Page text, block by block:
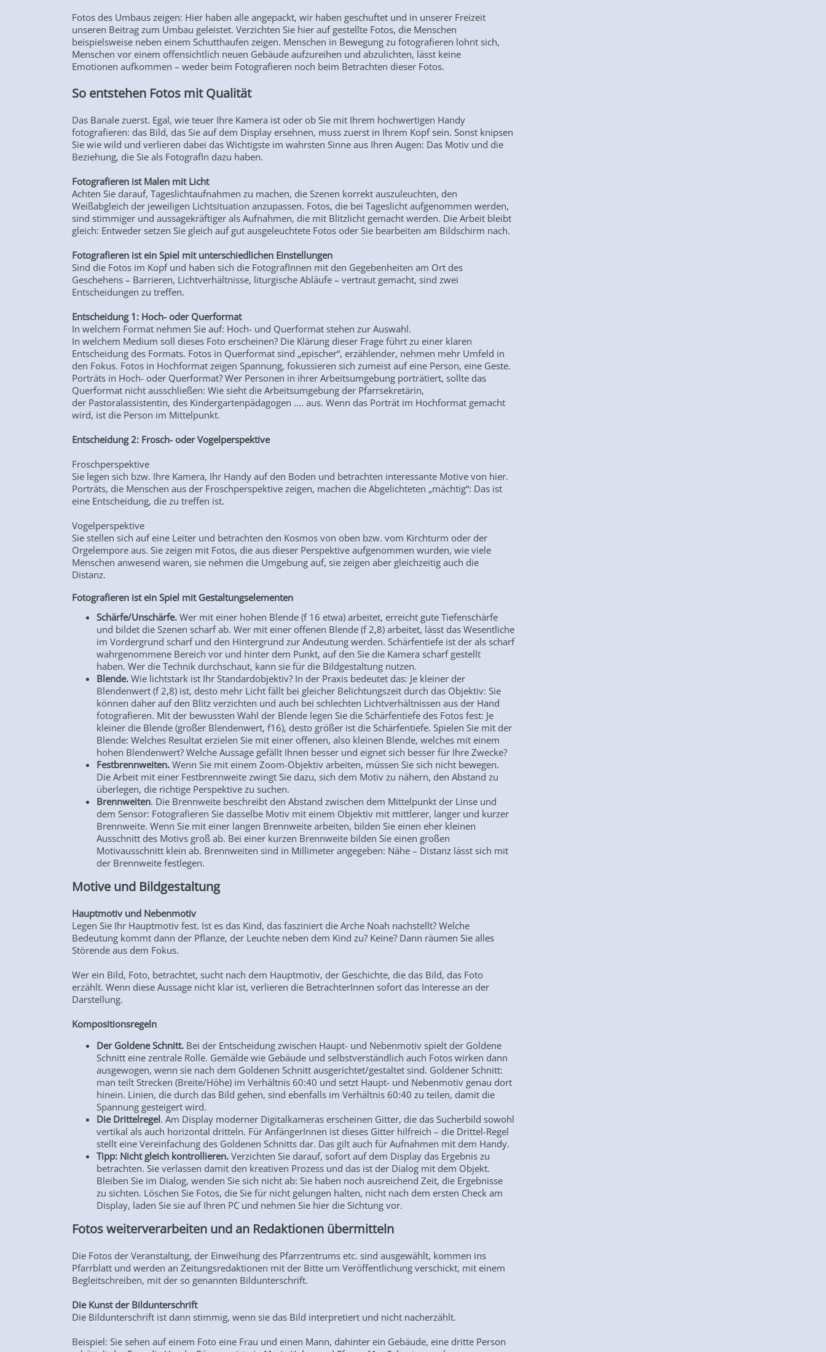
Fotos des Umbaus zeigen: Hier haben alle angepackt, wir haben geschuftet und in unserer Freizeit
unseren Beitrag zum Umbau geleistet. Verzichten Sie hier auf gestellte Fotos, die Menschen
beispielsweise neben einem Schutthaufen zeigen. Menschen in Bewegung zu fotografieren lohnt sich,
Menschen vor einem offensichtlich neuen Gebäude aufzureihen und abzulichten, lässt keine
Emotionen aufkommen – weder beim Fotografieren noch beim Betrachten dieser Fotos.
So entstehen Fotos mit Qualität
Das Banale zuerst. Egal, wie teuer Ihre Kamera ist oder ob Sie mit Ihrem hochwertigen Handy
fotografieren: das Bild, das Sie auf dem Display ersehnen, muss zuerst in Ihrem Kopf sein. Sonst knipsen
Sie wie wild und verlieren dabei das Wichtigste im wahrsten Sinne aus Ihren Augen: Das Motiv und die
Beziehung, die Sie als FotografIn dazu haben.
Fotografieren ist Malen mit Licht
Achten Sie darauf, Tageslichtaufnahmen zu machen, die Szenen korrekt auszuleuchten, den
Weißabgleich der jeweiligen Lichtsituation anzupassen. Fotos, die bei Tageslicht aufgenommen werden,
sind stimmiger und aussagekräftiger als Aufnahmen, die mit Blitzlicht gemacht werden. Die Arbeit bleibt
gleich: Entweder setzen Sie gleich auf gut ausgeleuchtete Fotos oder Sie bearbeiten am Bildschirm nach.
Fotografieren ist ein Spiel mit unterschiedlichen Einstellungen
Sind die Fotos im Kopf und haben sich die FotografInnen mit den Gegebenheiten am Ort des
Geschehens – Barrieren, Lichtverhältnisse, liturgische Abläufe – vertraut gemacht, sind zwei
Entscheidungen zu treffen.
Entscheidung 1: Hoch- oder Querformat
In welchem Format nehmen Sie auf: Hoch- und Querformat stehen zur Auswahl.
In welchem Medium soll dieses Foto erscheinen? Die Klärung dieser Frage führt zu einer klaren
Entscheidung des Formats. Fotos in Querformat sind „epischer“, erzählender, nehmen mehr Umfeld in
den Fokus. Fotos in Hochformat zeigen Spannung, fokussieren sich zumeist auf eine Person, eine Geste.
Porträts in Hoch- oder Querformat? Wer Personen in ihrer Arbeitsumgebung porträtiert, sollte das
Querformat nicht ausschließen: Wie sieht die Arbeitsumgebung der Pfarrsekretärin,
der Pastoralassistentin, des Kindergartenpädagogen .... aus. Wenn das Porträt im Hochformat gemacht
wird, ist die Person im Mittelpunkt.
Entscheidung 2: Frosch- oder Vogelperspektive
Froschperspektive
Sie legen sich bzw. Ihre Kamera, Ihr Handy auf den Boden und betrachten interessante Motive von hier.
Porträts, die Menschen aus der Froschperspektive zeigen, machen die Abgelichteten „mächtig“: Das ist
eine Entscheidung, die zu treffen ist.
Vogelperspektive
Sie stellen sich auf eine Leiter und betrachten den Kosmos von oben bzw. vom Kirchturm oder der
Orgelempore aus. Sie zeigen mit Fotos, die aus dieser Perspektive aufgenommen wurden, wie viele
Menschen anwesend waren, sie nehmen die Umgebung auf, sie zeigen aber gleichzeitig auch die
Distanz.
Fotografieren ist ein Spiel mit Gestaltungselementen
Schärfe/Unschärfe. Wer mit einer hohen Blende (f 16 etwa) arbeitet, erreicht gute Tiefenschärfe
und bildet die Szenen scharf ab. Wer mit einer offenen Blende (f 2,8) arbeitet, lässt das Wesentliche
im Vordergrund scharf und den Hintergrund zur Andeutung werden. Schärfentiefe ist der als scharf
wahrgenommene Bereich vor und hinter dem Punkt, auf den Sie die Kamera scharf gestellt
haben. Wer die Technik durchschaut, kann sie für die Bildgestaltung nutzen.
Blende. Wie lichtstark ist Ihr Standardobjektiv? In der Praxis bedeutet das: Je kleiner der
Blendenwert (f 2,8) ist, desto mehr Licht fällt bei gleicher Belichtungszeit durch das Objektiv: Sie
können daher auf den Blitz verzichten und auch bei schlechten Lichtverhältnissen aus der Hand
fotografieren. Mit der bewussten Wahl der Blende legen Sie die Schärfentiefe des Fotos fest: Je
kleiner die Blende (großer Blendenwert, f16), desto größer ist die Schärfentiefe. Spielen Sie mit der
Blende: Welches Resultat erzielen Sie mit einer offenen, also kleinen Blende, welches mit einem
hohen Blendenwert? Welche Aussage gefällt Ihnen besser und eignet sich besser für Ihre Zwecke?
Festbrennweiten. Wenn Sie mit einem Zoom-Objektiv arbeiten, müssen Sie sich nicht bewegen.
Die Arbeit mit einer Festbrennweite zwingt Sie dazu, sich dem Motiv zu nähern, den Abstand zu
überlegen, die richtige Perspektive zu suchen.
Brennweiten. Die Brennweite beschreibt den Abstand zwischen dem Mittelpunkt der Linse und
dem Sensor: Fotografieren Sie dasselbe Motiv mit einem Objektiv mit mittlerer, langer und kurzer
Brennweite. Wenn Sie mit einer langen Brennweite arbeiten, bilden Sie einen eher kleinen
Ausschnitt des Motivs groß ab. Bei einer kurzen Brennweite bilden Sie einen großen
Motivausschnitt klein ab. Brennweiten sind in Millimeter angegeben: Nähe – Distanz lässt sich mit
der Brennweite festlegen.
Motive und Bildgestaltung
Hauptmotiv und Nebenmotiv
Legen Sie Ihr Hauptmotiv fest. Ist es das Kind, das fasziniert die Arche Noah nachstellt? Welche
Bedeutung kommt dann der Pflanze, der Leuchte neben dem Kind zu? Keine? Dann räumen Sie alles
Störende aus dem Fokus.
Wer ein Bild, Foto, betrachtet, sucht nach dem Hauptmotiv, der Geschichte, die das Bild, das Foto
erzählt. Wenn diese Aussage nicht klar ist, verlieren die BetrachterInnen sofort das Interesse an der
Darstellung.
Kompositionsregeln
Der Goldene Schnitt. Bei der Entscheidung zwischen Haupt- und Nebenmotiv spielt der Goldene
Schnitt eine zentrale Rolle. Gemälde wie Gebäude und selbstverständlich auch Fotos wirken dann
ausgewogen, wenn sie nach dem Goldenen Schnitt ausgerichtet/gestaltet sind. Goldener Schnitt:
man teilt Strecken (Breite/Höhe) im Verhältnis 60:40 und setzt Haupt- und Nebenmotiv genau dort
hinein. Linien, die durch das Bild gehen, sind ebenfalls im Verhältnis 60:40 zu teilen, damit die
Spannung gesteigert wird.
Die Drittelregel. Am Display moderner Digitalkameras erscheinen Gitter, die das Sucherbild sowohl
vertikal als auch horizontal dritteln. Für AnfängerInnen ist dieses Gitter hilfreich – die Drittel-Regel
stellt eine Vereinfachung des Goldenen Schnitts dar. Das gilt auch für Aufnahmen mit dem Handy.
Tipp: Nicht gleich kontrollieren. Verzichten Sie darauf, sofort auf dem Display das Ergebnis zu
betrachten. Sie verlassen damit den kreativen Prozess und das ist der Dialog mit dem Objekt.
Bleiben Sie im Dialog, wenden Sie sich nicht ab: Sie haben noch ausreichend Zeit, die Ergebnisse
zu sichten. Löschen Sie Fotos, die Sie für nicht gelungen halten, nicht nach dem ersten Check am
Display, laden Sie sie auf Ihren PC und nehmen Sie hier die Sichtung vor.
Fotos weiterverarbeiten und an Redaktionen übermitteln
Die Fotos der Veranstaltung, der Einweihung des Pfarrzentrums etc. sind ausgewählt, kommen ins
Pfarrblatt und werden an Zeitungsredaktionen mit der Bitte um Veröffentlichung verschickt, mit einem
Begleitschreiben, mit der so genannten Bildunterschrift.
Die Kunst der Bildunterschrift
Die Bildunterschrift ist dann stimmig, wenn sie das Bild interpretiert und nicht nacherzählt.
Beispiel: Sie sehen auf einem Foto eine Frau und einen Mann, dahinter ein Gebäude, eine dritte Person